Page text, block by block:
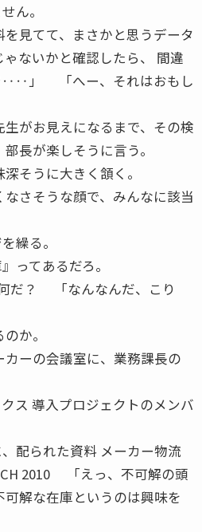
ん。
見てて、まさかと思うデータ
ないかと確認したら、 間違
‥‥」 「へー、それはおもし
がお見えになるまで、その検
長が楽しそうに言う。
そうに大きく頷く。
さそうな顔で、みんなに該当
繰る。
ってあるだろ。
だ？ 「なんなんだ、こり
か。
ーの会議室に、業務課長の
ス 導入プロジェクトのメンバ
配られた資料 メーカー物流
2010 「えっ、不可解の頭
解な在庫というのは興味を